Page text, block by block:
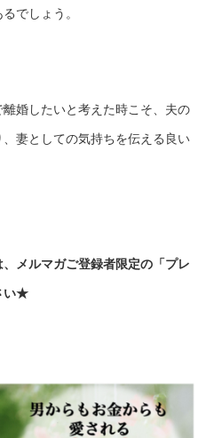
でしょう。
婚したいと考えた時こそ、夫の
妻としての気持ちを伝える良い
メルマガご登録者限定の「プレ
い★